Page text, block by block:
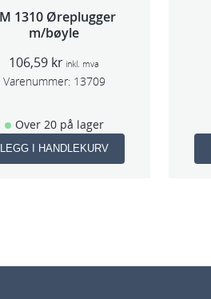
1310 Øreplugger
m/bøyle
106,59 kr inkl. mva
Varenummer: 13709
Over 20 på lager
LEGG I HANDLEKURV